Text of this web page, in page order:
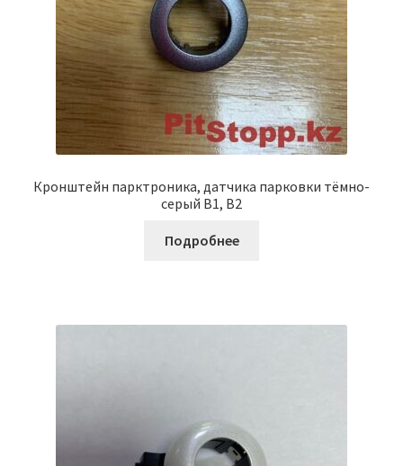
Кронштейн парктроника, датчика парковки тёмно-
серый B1, B2
Подробнее